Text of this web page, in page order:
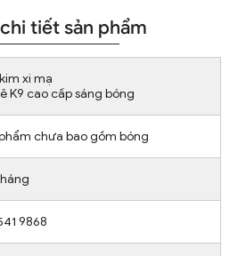
tiết sản phẩm
xi mạ
K9 cao cấp sáng bóng
chưa bao gồm bóng
9868